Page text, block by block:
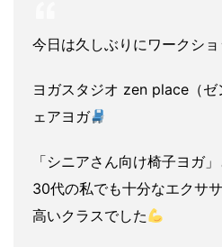
今日は久しぶりにワークシ
ヨガスタジオ zen place（
ェアヨガ
「シニアさん向け椅子ヨガ
30代の私でも十分なエクサ
高いクラスでした